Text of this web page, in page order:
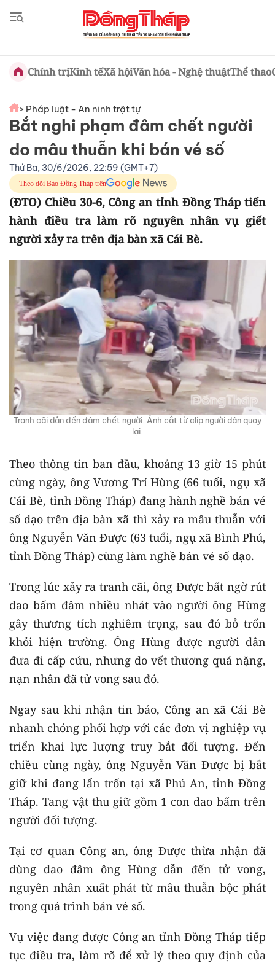
Chính trịKinh tếXã hộiVăn hóa - Nghệ thuậtThể thao
> Pháp luật - An ninh trật tự
Bắt nghi phạm đâm chết người
do mâu thuẫn khi bán vé số
Thứ Ba, 30/6/2026, 22:59 (GMT+7)
Theo dõi Báo Đồng Tháp trên
(ĐTO) Chiều 30-6, Công an tỉnh Đồng Tháp tiến
hành điều tra làm rõ nguyên nhân vụ giết
người xảy ra trên địa bàn xã Cái Bè.
Tranh cãi dẫn đến đâm chết người. Ảnh cắt từ clip người dân quay
lại.
Theo thông tin ban đầu, khoảng 13 giờ 15 phút
cùng ngày, ông Vương Trí Hùng (66 tuổi, ngụ xã
Cái Bè, tỉnh Đồng Tháp) đang hành nghề bán vé
số dạo trên địa bàn xã thì xảy ra mâu thuẫn với
ông Nguyễn Văn Được (63 tuổi, ngụ xã Bình Phú,
tỉnh Đồng Tháp) cùng làm nghề bán vé số dạo.
Trong lúc xảy ra tranh cãi, ông Được bất ngờ rút
dao bấm đâm nhiều nhát vào người ông Hùng
gây thương tích nghiêm trọng, sau đó bỏ trốn
khỏi hiện trường. Ông Hùng được người dân
đưa đi cấp cứu, nhưng do vết thương quá nặng,
nạn nhân đã tử vong sau đó.
Ngay sau khi nhận tin báo, Công an xã Cái Bè
nhanh chóng phối hợp với các đơn vị nghiệp vụ
triển khai lực lượng truy bắt đối tượng. Đến
chiều cùng ngày, ông Nguyễn Văn Được bị bắt
giữ khi đang lẩn trốn tại xã Phú An, tỉnh Đồng
Tháp. Tang vật thu giữ gồm 1 con dao bấm trên
người đối tượng.
Tại cơ quan Công an, ông Được thừa nhận đã
dùng dao đâm ông Hùng dẫn đến tử vong,
nguyên nhân xuất phát từ mâu thuẫn bộc phát
trong quá trình bán vé số.
Vụ việc đang được Công an tỉnh Đồng Tháp tiếp
tục điều tra, làm rõ để xử lý theo quy định của